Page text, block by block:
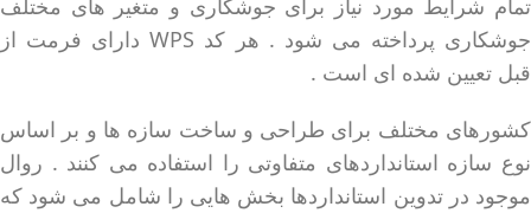
تمام شرایط مورد نیاز برای جوشکاری و متغیر های مختلف
جوشکاری پرداخته می شود . هر کد WPS دارای فرمت از
قبل تعیین شده ای است .
کشورهای مختلف برای طراحی و ساخت سازه ها و بر اساس
نوع سازه استانداردهای متفاوتی را استفاده می کنند . روال
موجود در تدوین استانداردها بخش هایی را شامل می شود که